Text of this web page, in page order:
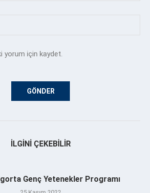
yorum için kaydet.
İLGINI ÇEKEBILIR
Genç Yetenekler Programı